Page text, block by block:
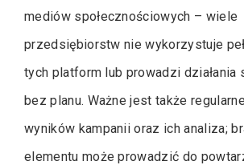
mediów społecznościowych – wiele
przedsiębiorstw nie wykorzystuje
tych platform lub prowadzi działania
bez planu. Ważne jest także
wyników kampanii oraz ich analiza;
elementu może prowadzić do